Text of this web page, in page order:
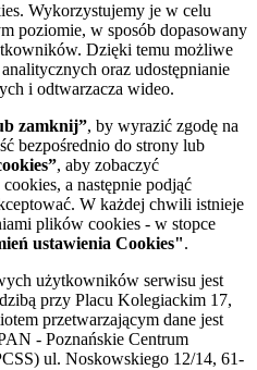
Wykorzystujemy je w celu
poziomie, w sposób dopasowany
Dzięki temu możliwe
oraz udostępnianie
i odtwarzacza wideo.
zamknij”, by wyrazić zgodę na
bezpośrednio do strony lub
, aby zobaczyć
a następnie podjąć
W każdej chwili istnieje
plików cookies - w stopce
ustawienia Cookies".
użytkowników serwisu jest
przy Placu Kolegiackim 17,
przetwarzającym dane jest
- Poznańskie Centrum
ul. Noskowskiego 12/14, 61-